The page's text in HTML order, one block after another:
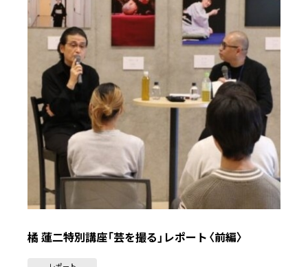
橘 蓮二特別講座「芸を撮る」レポート〈前編〉